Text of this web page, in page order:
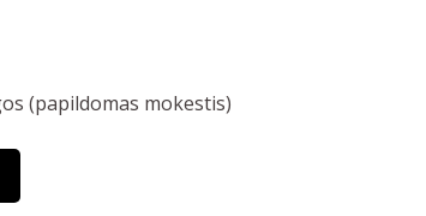
(papildomas mokestis)